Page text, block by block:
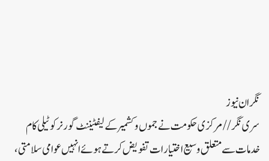
نگران نیوز
سری نگر//مرکزی حکومت نے جموں و کشمیر کے لیفٹیننٹ گورنر کو ٹیلی کام
خدمات سے متعلق وسیع اختیارات تفویض کرتے ہوئے انہیں عوامی سلامتی،